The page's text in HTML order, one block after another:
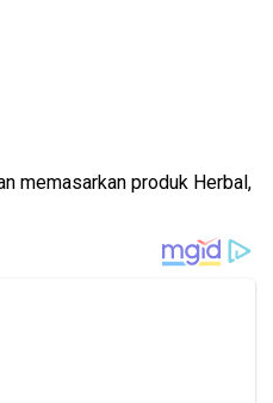
memasarkan produk Herbal,